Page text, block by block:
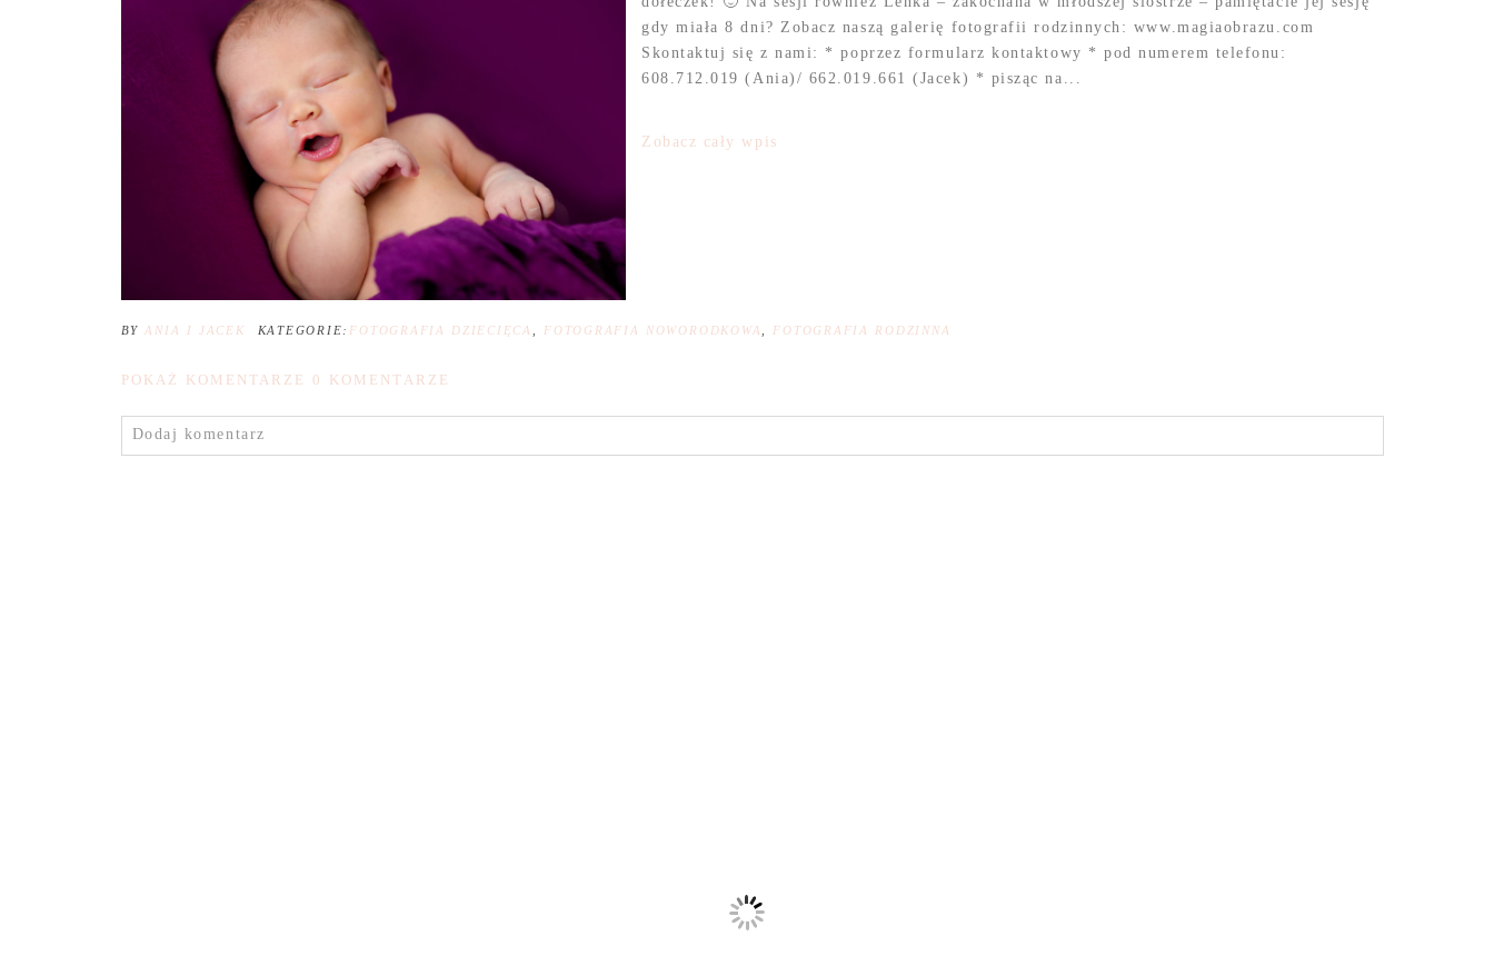
gdy miała 8 dni? Zobacz naszą galerię fotografii rodzinnych: www.magiaobrazu.com
Skontaktuj się z nami: * poprzez formularz kontaktowy * pod numerem telefonu:
608.712.019 (Ania)/ 662.019.661 (Jacek) * pisząc na...
Zobacz cały wpis
BY ANIA I JACEK KATEGORIE: FOTOGRAFIA DZIECIĘCA FOTOGRAFIA NOWORODKOWA FOTOGRAFIA RODZINNA
POKAŻ KOMENTARZE 0 KOMENTARZE
Dodaj komentarz